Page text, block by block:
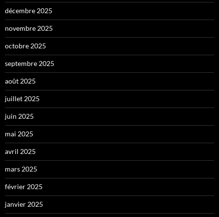
décembre 2025
novembre 2025
octobre 2025
septembre 2025
août 2025
juillet 2025
juin 2025
mai 2025
avril 2025
mars 2025
février 2025
janvier 2025